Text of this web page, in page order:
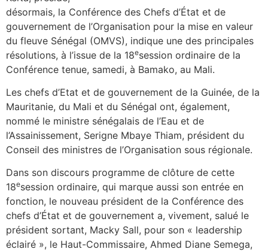
désormais, la Conférence des Chefs d’État et de
gouvernement de l’Organisation pour la mise en valeur
du fleuve Sénégal (OMVS), indique une des principales
résolutions, à l’issue de la 18esession ordinaire de la
Conférence tenue, samedi, à Bamako, au Mali.
Les chefs d’Etat et de gouvernement de la Guinée, de la
Mauritanie, du Mali et du Sénégal ont, également,
nommé le ministre sénégalais de l’Eau et de
l’Assainissement, Serigne Mbaye Thiam, président du
Conseil des ministres de l’Organisation sous régionale.
Dans son discours programme de clôture de cette
18esession ordinaire, qui marque aussi son entrée en
fonction, le nouveau président de la Conférence des
chefs d’État et de gouvernement a, vivement, salué le
président sortant, Macky Sall, pour son « leadership
éclairé », le Haut-Commissaire, Ahmed Diane Semega,